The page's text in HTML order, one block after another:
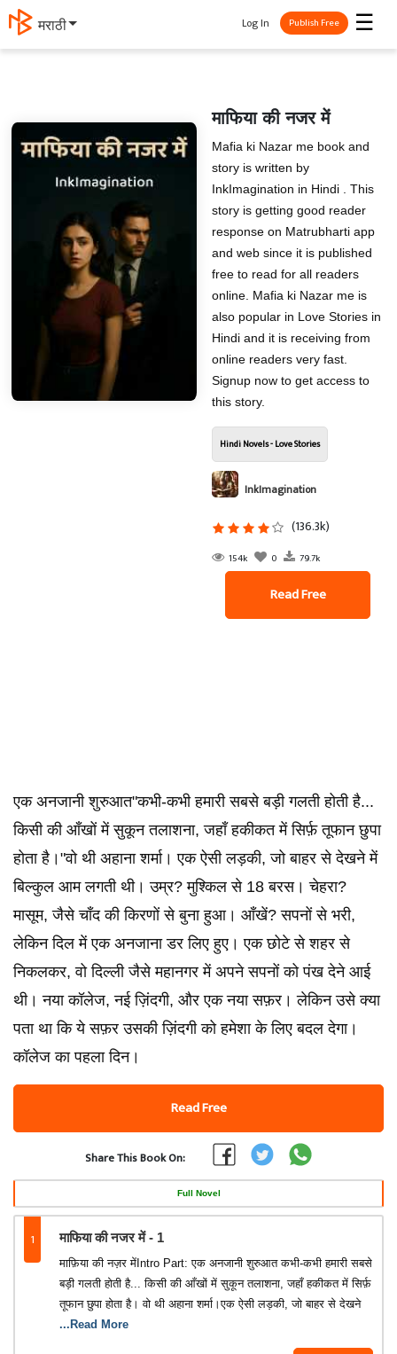
मराठी ☰
Log In Publish Free
माफिया की नजर में
Mafia ki Nazar me book and
story is written by
InkImagination in Hindi . This
story is getting good reader
response on Matrubharti app
and web since it is published
free to read for all readers
online. Mafia ki Nazar me is
also popular in Love Stories in
Hindi and it is receiving from
online readers very fast.
Signup now to get access to
this story.
Hindi Novels - Love Stories
InkImagination
(136.3k)
154k 0 79.7k
Read Free
एक अनजानी शुरुआत"कभी-कभी हमारी सबसे बड़ी गलती होती है...
किसी की आँखों में सुकून तलाशना, जहाँ हकीकत में सिर्फ़ तूफान छुपा
होता है।"वो थी अहाना शर्मा। एक ऐसी लड़की, जो बाहर से देखने में
बिल्कुल आम लगती थी। उम्र? मुश्किल से 18 बरस। चेहरा?
मासूम, जैसे चाँद की किरणों से बुना हुआ। आँखें? सपनों से भरी,
लेकिन दिल में एक अनजाना डर लिए हुए। एक छोटे से शहर से
निकलकर, वो दिल्ली जैसे महानगर में अपने सपनों को पंख देने आई
थी। नया कॉलेज, नई ज़िंदगी, और एक नया सफ़र। लेकिन उसे क्या
पता था कि ये सफ़र उसकी ज़िंदगी को हमेशा के लिए बदल देगा।
कॉलेज का पहला दिन।
Read Free
Share This Book On:
Full Novel
1 माफिया की नजर में - 1
माफ़िया की नज़र मेंIntro Part: एक अनजानी शुरुआत कभी-कभी हमारी सबसे
बड़ी गलती होती है... किसी की आँखों में सुकून तलाशना, जहाँ हकीकत में सिर्फ़
तूफान छुपा होता है। वो थी अहाना शर्मा।एक ऐसी लड़की, जो बाहर से देखने
...Read More